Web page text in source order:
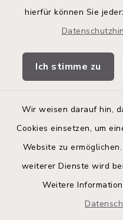
hierfür können Sie
Ich stimme zu
Wir weisen darauf hin,
Cookies einsetzen, um
Website zu
weiterer Dienste wird
Weitere
Kita-Portal